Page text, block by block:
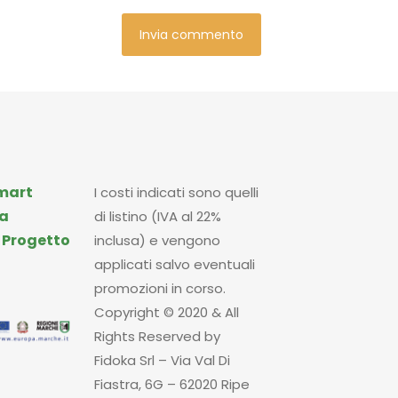
Progetto
I costi indicati sono quelli
di listino (IVA al 22%
inclusa) e vengono
applicati salvo eventuali
promozioni in corso.
Copyright © 2020 & All
Rights Reserved by
Fidoka Srl – Via Val Di
Fiastra, 6G – 62020 Ripe